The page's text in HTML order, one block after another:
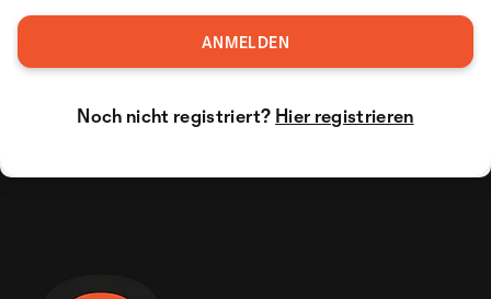
ANMELDEN
Noch nicht registriert? Hier registrieren